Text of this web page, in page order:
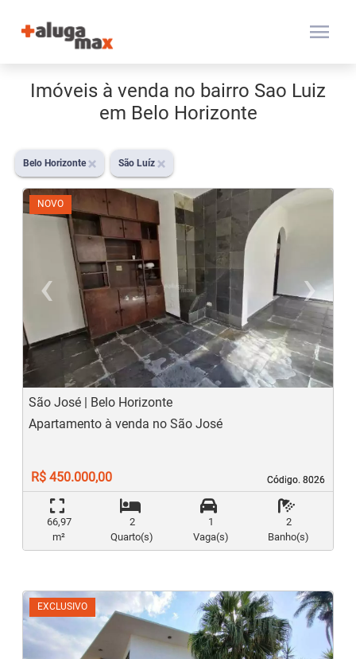
menu
Imóveis à venda no bairro Sao Luiz
em Belo Horizonte
Belo Horizonte São Luíz
NOVO
‹
Previous
›
São José | Belo Horizonte
Código. 8026
Código. 8026
Apartamento à venda no São José
R$ 450.000,00
66,97
m²
2
Quarto(s)
1
Vaga(s)
2
Banho(s)
EXCLUSIVO